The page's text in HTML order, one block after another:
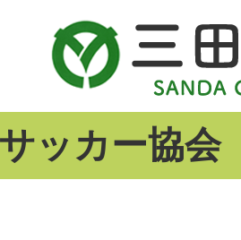
ッカー協会